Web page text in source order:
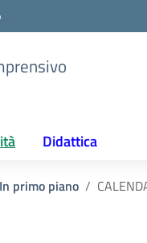
Didattica
In primo piano